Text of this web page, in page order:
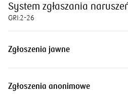
System zgłaszania
GRI:2-26
Zgłoszenia jawne
Zgłoszenia anonimowe